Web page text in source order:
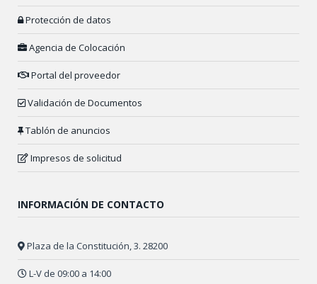
Protección de datos
Agencia de Colocación
Portal del proveedor
Validación de Documentos
Tablón de anuncios
Impresos de solicitud
INFORMACIÓN DE CONTACTO
Plaza de la Constitución, 3. 28200
L-V de 09:00 a 14:00